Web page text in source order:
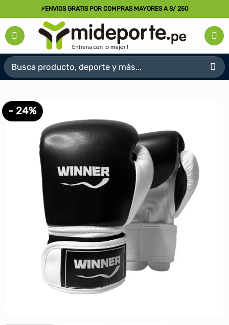
al
contenido
⚡ENVIOS GRATIS POR COMPRAS MAYORES A S/ 250
Buscar
por:
- 24%